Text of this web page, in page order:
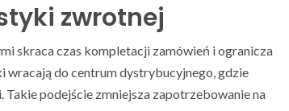
zwrotnej
skraca czas kompletacji zamówień i ogranicza
wracają do centrum dystrybucyjnego, gdzie
podejście zmniejsza zapotrzebowanie na